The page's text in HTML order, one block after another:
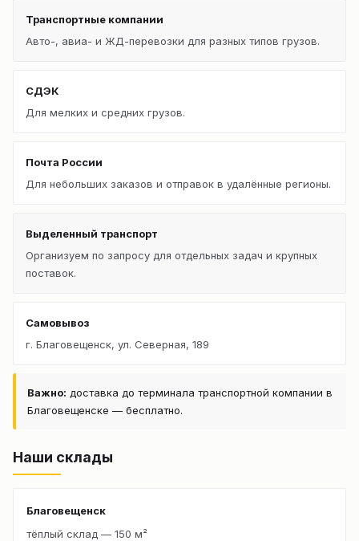
Транспортные компании
Авто-, авиа- и ЖД-перевозки для разных типов грузов.
СДЭК
Для мелких и средних грузов.
Почта России
Для небольших заказов и отправок в удалённые регионы.
Выделенный транспорт
Организуем по запросу для отдельных задач и крупных
поставок.
Самовывоз
г. Благовещенск, ул. Северная, 189
Важно: доставка до терминала транспортной компании в
Благовещенске — бесплатно.
Наши склады
Благовещенск
тёплый склад — 150 м²